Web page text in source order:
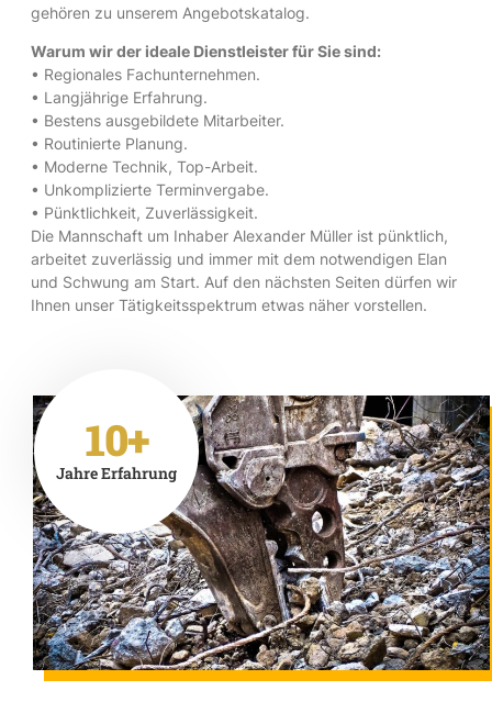
gehören zu unserem Angebotskatalog.
Warum wir der ideale Dienstleister für Sie sind:
• Regionales Fachunternehmen.
• Langjährige Erfahrung.
• Bestens ausgebildete Mitarbeiter.
• Routinierte Planung.
• Moderne Technik, Top-Arbeit.
• Unkomplizierte Terminvergabe.
• Pünktlichkeit, Zuverlässigkeit.
Die Mannschaft um Inhaber Alexander Müller ist pünktlich,
arbeitet zuverlässig und immer mit dem notwendigen Elan
und Schwung am Start. Auf den nächsten Seiten dürfen wir
Ihnen unser Tätigkeitsspektrum etwas näher vorstellen.
10+
Jahre Erfahrung